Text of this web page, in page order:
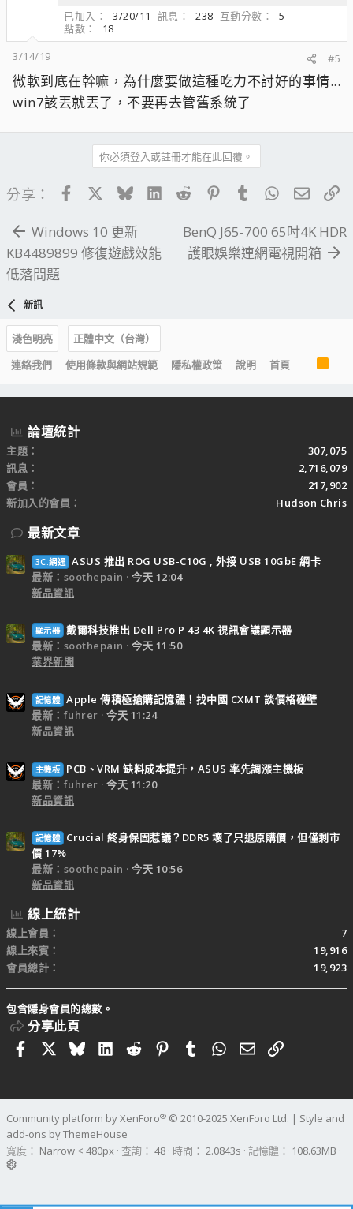
已加入
3/20/11 訊息 238 互動分數
5
點數
18
3/14/19
#5
微軟到底在幹嘛，為什麼要做這種吃力不討好的事情...
win7該丟就丟了，不要再去管舊系統了
你必須登入或註冊才能在此回覆。
分享： FacebookBlueskyLinkedIn
Reddit PinterestTumblrWhatsApp
電子
Windows 10 更新
KB4489899 修復遊戲效能
低落問題
BenQ J65-700 65吋4K HDR
護眼娛樂連網電視開箱
新訊
淺色明亮
正體中文（台灣）
連絡我們
使用條款與網站規範 隱私權政策 說明 首頁
S
論壇統計
主題
307,075
訊息
2,716,079
會員
217,902
新加入的會員
Hudson Chris
最新文章
3C.網通 ASUS 推出 ROG USB-C10G , 外接 USB 10GbE 網卡
最新：soothepain
今天 12:04
新品資訊
顯示器 戴爾科技推出 Dell Pro P 43 4K 視訊會議顯示器
最新：soothepain
今天 11:50
業界新聞
記憶體 Apple 傳積極搶購記憶體！找中國 CXMT 談價格碰壁
最新：fuhrer
今天 11:24
新品資訊
主機板
PCB、VRM 缺料成本提升，ASUS 率先調漲主機板
最新：fuhrer
今天 11:20
新品資訊
記憶體
Crucial 終身保固惹議？DDR5 壞了只退原購價，但僅剩市
價 17%
最新：soothepain
今天 10:56
新品資訊
線上統計
線上會員
7
線上來賓
19,916
會員總計
19,923
包含隱身會員的總數。
分享此頁
FacebookBlueskyLinkedIn
RedditPinterestTumblrWhatsApp
電子郵件
連結
Community platform by XenForo® © 2010-2025 XenForo Ltd. | Style and
add-ons by ThemeHouse
寬度
查詢 48 時間 2.0843s 記憶體 108.63MB